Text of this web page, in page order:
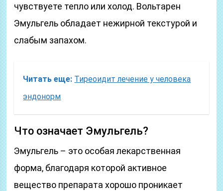
чувствуете тепло или холод. Вольтарен
Эмульгель обладает нежирной текстурой и
слабым запахом.
Читать еще: Тиреоидит лечение у человека
эндонорм
Что означает Эмульгель?
Эмульгель – это особая лекарственная
форма, благодаря которой активное
вещество препарата хорошо проникает